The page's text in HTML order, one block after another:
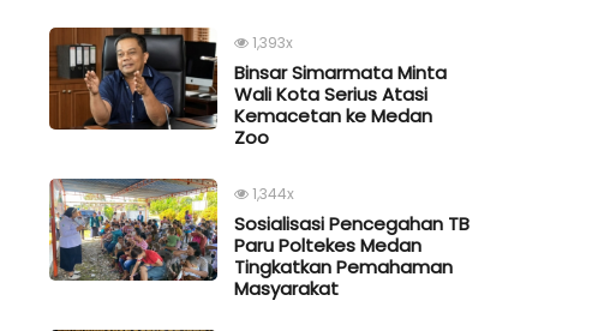
1,393x
Binsar Simarmata Minta
Wali Kota Serius Atasi
Kemacetan ke Medan
Zoo
1,344x
Sosialisasi Pencegahan TB
Paru Poltekes Medan
Tingkatkan Pemahaman
Masyarakat